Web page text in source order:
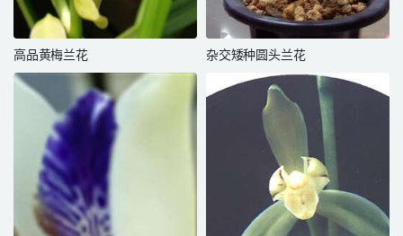
高品黄梅兰花 杂交矮种圆头兰花